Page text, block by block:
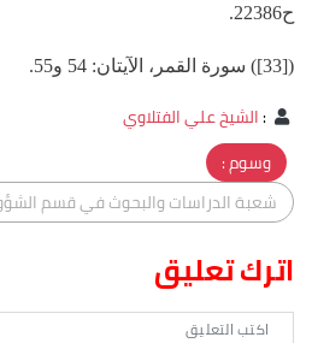
ح22386.
([33]) سورة القمر، الآيتان: 54 و55.
:الشيخ علي الفتلاوي
وسوم :
شعبة الدراسات والبحوث في قسم
اترك تعليق